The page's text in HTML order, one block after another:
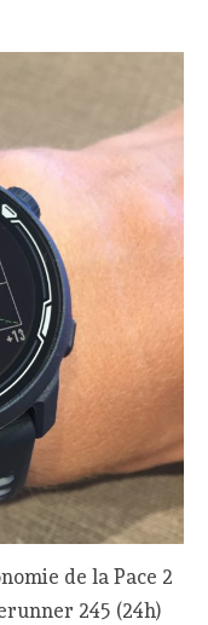
de la Pace 2
245 (24h)